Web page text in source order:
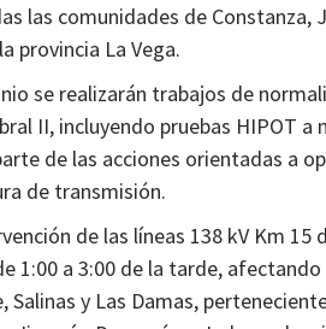
las comunidades de Constanza,
provincia La Vega.
se realizarán trabajos de
II, incluyendo pruebas HIPOT a
de las acciones orientadas a
de transmisión.
de las líneas 138 kV Km 15
1:00 a 3:00 de la tarde,
Salinas y Las Damas,